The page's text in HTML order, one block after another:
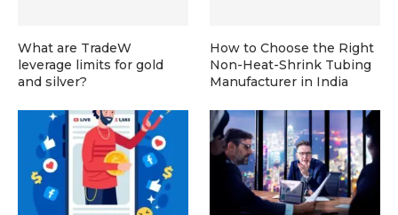
What are TradeW
leverage limits for gold
and silver?
How to Choose the Right
Non-Heat-Shrink Tubing
Manufacturer in India